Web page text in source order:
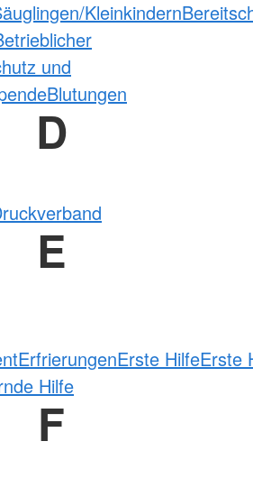
Kleinkindern
und
Blutungen
D
E
ErfrierungenErste HilfeErste
Hilfe
F